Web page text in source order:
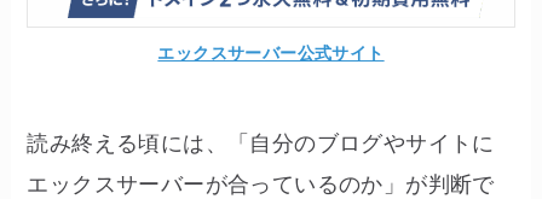
エックスサーバー公式サイト
読み終える頃には、「自分のブログやサイトに
エックスサーバーが合っているのか」が判断で